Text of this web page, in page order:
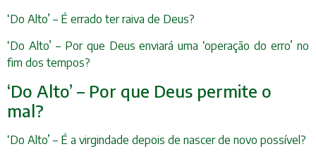
‘Do Alto’ – É errado ter raiva de Deus?
‘Do Alto’ – Por que Deus enviará uma ‘operação do erro’ no
fim dos tempos?
‘Do Alto’ – Por que Deus permite o
mal?
‘Do Alto’ – É a virgindade depois de nascer de novo possível?